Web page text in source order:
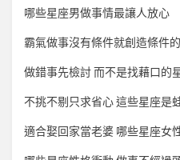
哪些星座男做事情最讓人放心
霸氣做事沒有條件就創造條件
做錯事先檢討 而不是找藉口的
不挑不剔只求省心 這些星座是
適合娶回家當老婆 哪些星座女